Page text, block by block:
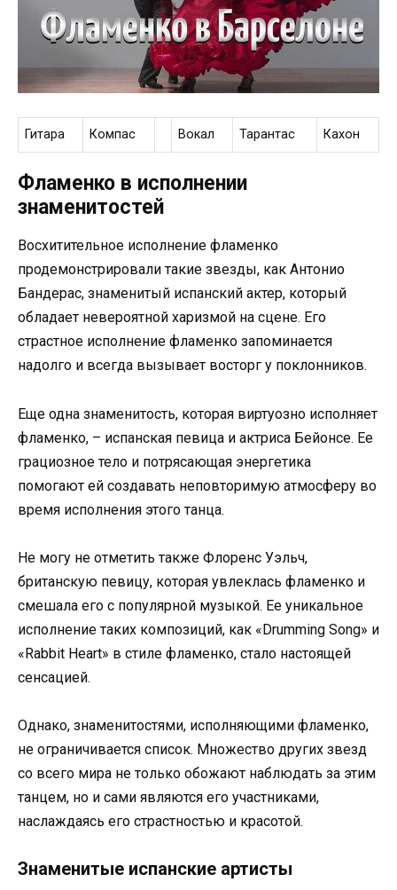
Гитара Компас Вокал Тарантас Кахон
Фламенко в исполнении
знаменитостей
Восхитительное исполнение фламенко
продемонстрировали такие звезды, как Антонио
Бандерас, знаменитый испанский актер, который
обладает невероятной харизмой на сцене. Его
страстное исполнение фламенко запоминается
надолго и всегда вызывает восторг у поклонников.
Еще одна знаменитость, которая виртуозно исполняет
фламенко, – испанская певица и актриса Бейонсе. Ее
грациозное тело и потрясающая энергетика
помогают ей создавать неповторимую атмосферу во
время исполнения этого танца.
Не могу не отметить также Флоренс Уэльч,
британскую певицу, которая увлеклась фламенко и
смешала его с популярной музыкой. Ее уникальное
исполнение таких композиций, как «Drumming Song» и
«Rabbit Heart» в стиле фламенко, стало настоящей
сенсацией.
Однако, знаменитостями, исполняющими фламенко,
не ограничивается список. Множество других звезд
со всего мира не только обожают наблюдать за этим
танцем, но и сами являются его участниками,
наслаждаясь его страстностью и красотой.
Знаменитые испанские артисты